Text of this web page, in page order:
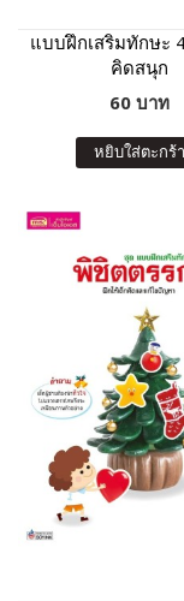
แบบฝึกเสริมทักษะ
คิดสนุก
60 บาท
หยิบใส่ตะกร้า